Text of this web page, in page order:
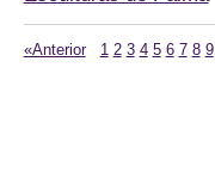
«Anterior 1 2 3 4 5 6 7 8 9